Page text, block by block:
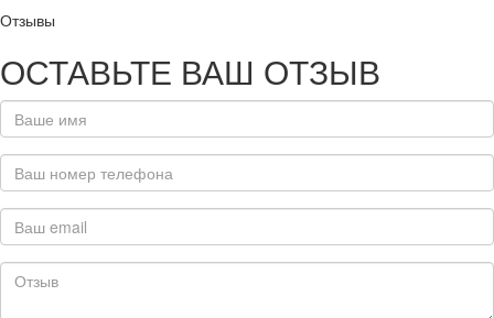
Отзывы
ОСТАВЬТЕ ВАШ ОТЗЫВ